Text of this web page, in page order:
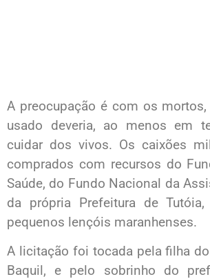
A preocupação é com os
usado deveria, ao menos em
cuidar dos vivos. Os caixões
comprados com recursos do
Saúde, do Fundo Nacional da
da própria Prefeitura de
pequenos lençóis maranhenses.
A licitação foi tocada pela filha
Baquil, e pelo sobrinho do